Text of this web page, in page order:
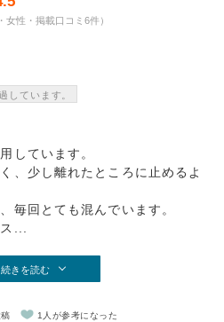
性・掲載口コミ6件）
しています。
しています。
、少し離れたところに止めるよ
毎回とても混んでいます。
...
続きを読む
1人が参考になった